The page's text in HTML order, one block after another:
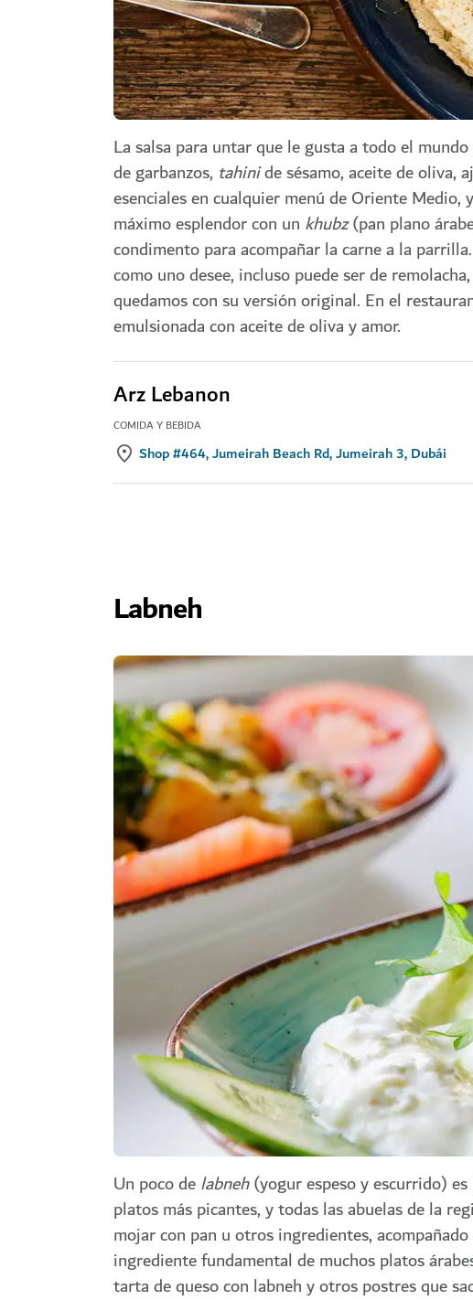
La salsa para untar que le gusta a todo el
de garbanzos, tahinide sésamo, aceite de oliva,
esenciales en cualquier menú de Oriente
máximo esplendor con un khubz(pan plano
condimento para acompañar la carne a la
como uno desee, incluso puede ser de
quedamos con su versión original. En el
emulsionada con aceite de oliva y amor.
Arz Lebanon
COMIDA Y BEBIDA
Shop #464, Jumeirah Beach Rd, Jumeirah 3, Dubái
Labneh
Un poco delabneh(yogur espeso y escurrido)
platos más picantes, y todas las abuelas de la
mojar con pan u otros ingredientes,
ingrediente fundamental de muchosplatos
tarta de queso con labneh y otros postres que